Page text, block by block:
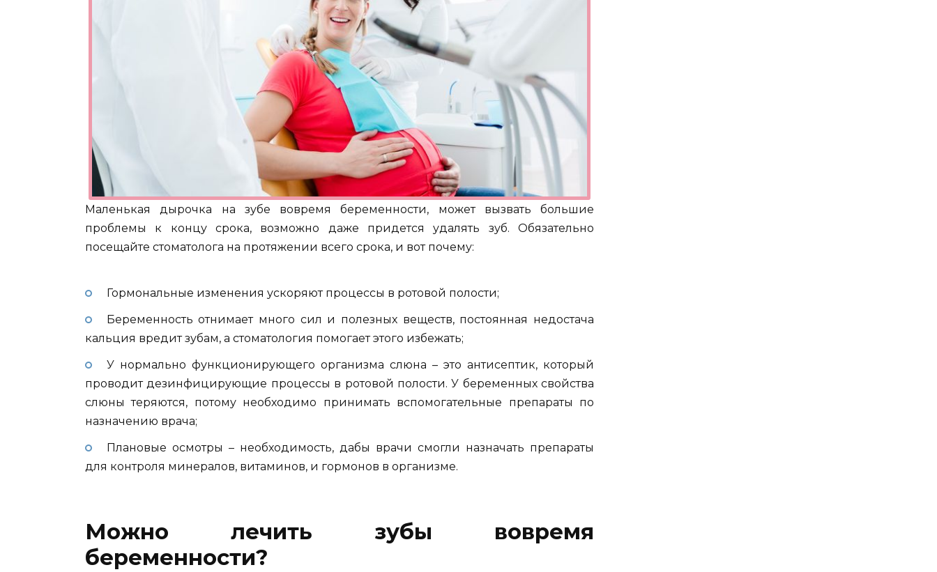
Маленькая дырочка на зубе вовремя беременности, может вызвать большие
проблемы к концу срока, возможно даже придется удалять зуб. Обязательно
посещайте стоматолога на протяжении всего срока, и вот почему:
Гормональные изменения ускоряют процессы в ротовой полости;
Беременность отнимает много сил и полезных веществ, постоянная недостача
кальция вредит зубам, а стоматология помогает этого избежать;
У нормально функционирующего организма слюна – это антисептик, который
проводит дезинфицирующие процессы в ротовой полости. У беременных свойства
слюны теряются, потому необходимо принимать вспомогательные препараты по
назначению врача;
Плановые осмотры – необходимость, дабы врачи смогли назначать препараты
для контроля минералов, витаминов, и гормонов в организме.
Можно лечить зубы вовремя
беременности?